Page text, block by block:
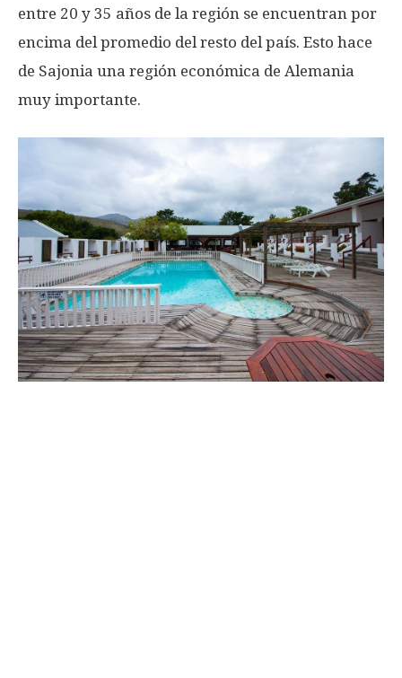
entre 20 y 35 años de la región se encuentran por
encima del promedio del resto del país. Esto hace
de Sajonia una región económica de Alemania
muy importante.